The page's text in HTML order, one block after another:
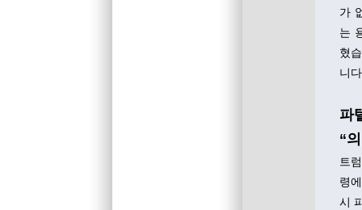
가
는
혔
니
파
“
트
령
시